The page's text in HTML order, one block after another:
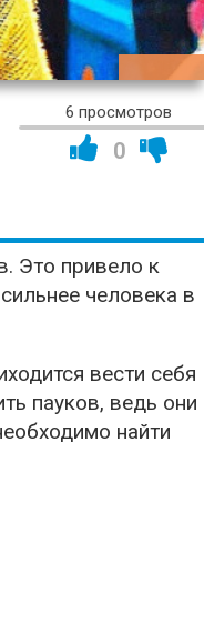
01:31:47
6 просмотров
0
Это привело к
человека в
вести себя
пауков, ведь они
найти